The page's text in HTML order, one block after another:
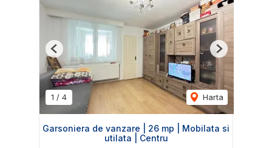
1 / 4 Harta
Previous Next
Garsoniera de vanzare | 26 mp | Mobilata si
utilata | Centru